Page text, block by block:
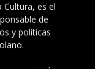
Cultura, es el
de
y políticas